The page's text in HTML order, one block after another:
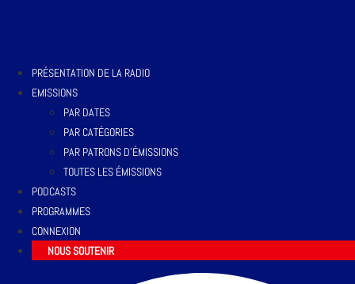
PRÉSENTATION DE LA RADIO
EMISSIONS
PAR DATES
PAR CATÉGORIES
PAR PATRONS D’ÉMISSIONS
TOUTES LES ÉMISSIONS
PODCASTS
PROGRAMMES
CONNEXION
NOUS SOUTENIR